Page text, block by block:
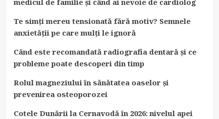
Te simți mereu tensionată fără motiv? Semnele
anxietății pe care mulți le ignoră
Când este recomandată radiografia dentară și ce
probleme poate descoperi din timp
Rolul magneziului în sănătatea oaselor și
prevenirea osteoporozei
Cotele Dunării la Cernavodă în 2026: nivelul apei